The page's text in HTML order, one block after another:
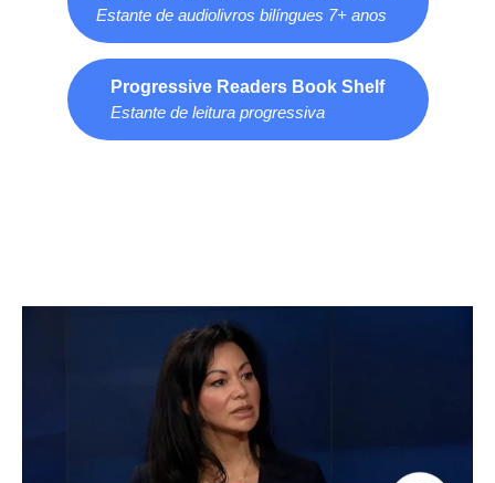
Estante de audiolivros bilíngues 7+ anos
Progressive Readers Book Shelf
Estante de leitura progressiva